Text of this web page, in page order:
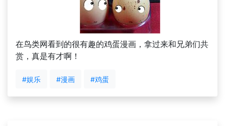
在鸟类网看到的很有趣的鸡蛋漫画，拿过来和兄弟们共
赏，真是有才啊！
#娱乐 #漫画 #鸡蛋